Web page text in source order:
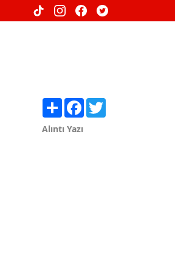
Alıntı Yazı
Share Facebook